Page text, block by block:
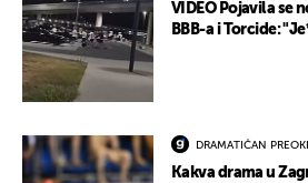
VIDEO Pojavila se
BBB-a i Torcide:
DRAMATIČAN
Kakva drama u